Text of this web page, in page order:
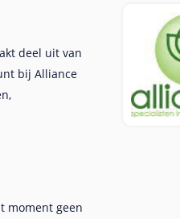
deel uit van
bij Alliance
moment geen